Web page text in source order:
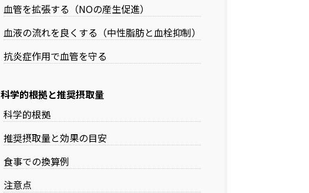
血管を拡張する（NOの産生促進）
血液の流れを良くする（中性脂肪と血栓抑制）
抗炎症作用で血管を守る
科学的根拠と推奨摂取量
科学的根拠
推奨摂取量と効果の目安
食事での換算例
注意点